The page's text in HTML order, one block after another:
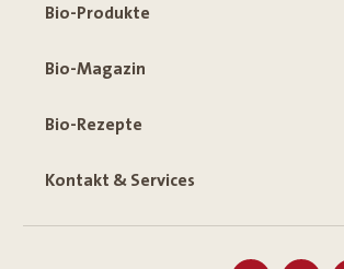
Bio-Produkte
Bio-Magazin
Bio-Rezepte
Kontakt & Services